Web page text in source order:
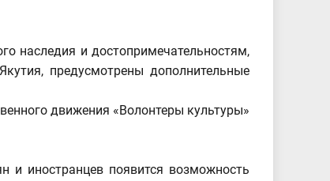
наследия и достопримечательностям,
предусмотрены дополнительные
движения «Волонтеры культуры»
и иностранцев появится возможность